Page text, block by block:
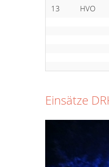
13
HVO
Einsätze